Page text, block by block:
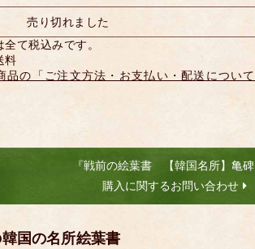
売り切れました
て税込みです。
料
品の「ご注文方法・お支払い・配送につい
『戦前の絵葉書 【韓国名所】亀
購入に関するお問い合わせ
国の名所絵葉書